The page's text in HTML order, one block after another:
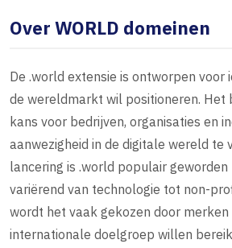
Over WORLD domeinen
De .world extensie is ontworpen voor
de wereldmarkt wil positioneren. Het
kans voor bedrijven, organisaties en
aanwezigheid in de digitale wereld te
lancering is .world populair geworden
variërend van technologie tot non-
wordt het vaak gekozen door merken
internationale doelgroep willen